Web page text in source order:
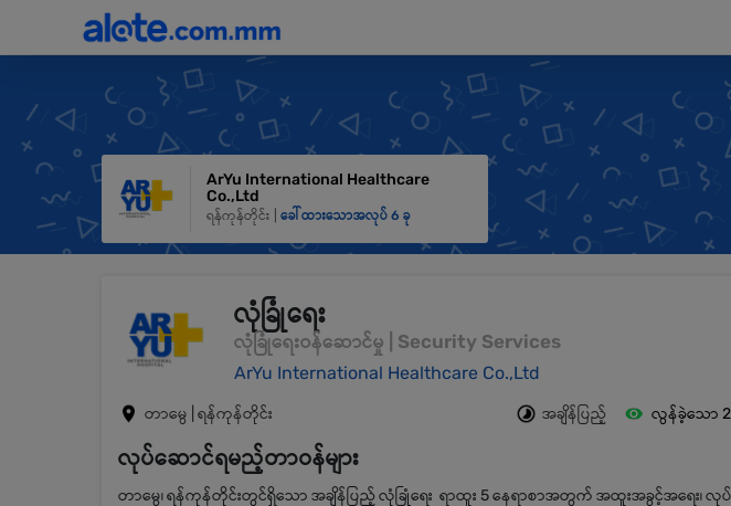
ArYu International Healthcare
Co.,Ltd
ရန်ကုန်တိုင်း | ခေါ်ထားသောအလုပ် 6 ခု
လုံခြုံရေး
လုံခြုံရေးဝန်ဆောင်မှု | Security Services
ArYu International Healthcare Co.,Ltd
တာမွေ | ရန်ကုန်တိုင်း အချိန်ပြည့် လွန်ခဲ့သော
လုပ်ဆောင်ရမည့်တာဝန်များ
တာမွေ၊ ရန်ကုန်တိုင်းတွင်ရှိသော အချိန်ပြည့် လုံခြုံရေး ရာထူး 5 နေရာစာအတွက် အထူးအခွင့်အရေး